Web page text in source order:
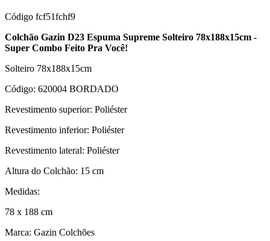
Código fcf51fchf9
Colchão Gazin D23 Espuma Supreme Solteiro 78x188x15cm -
Super Combo Feito Pra Você!
Solteiro 78x188x15cm
Código: 620004 BORDADO
Revestimento superior: Poliéster
Revestimento inferior: Poliéster
Revestimento lateral: Poliéster
Altura do Colchão: 15 cm
Medidas:
78 x 188 cm
Marca: Gazin Colchões